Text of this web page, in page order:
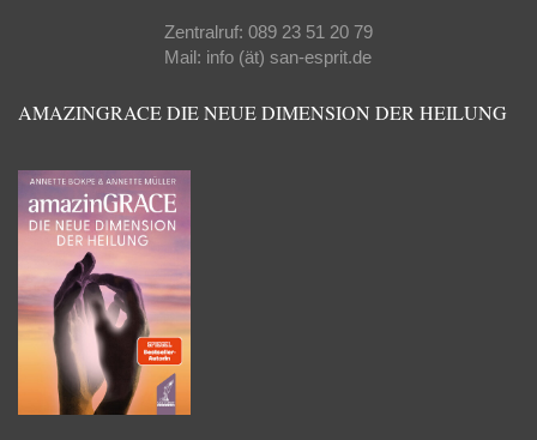
Zentralruf: 089 23 51 20 79
Mail: info (ät) san-esprit.de
AMAZINGRACE DIE NEUE DIMENSION DER HEILUNG